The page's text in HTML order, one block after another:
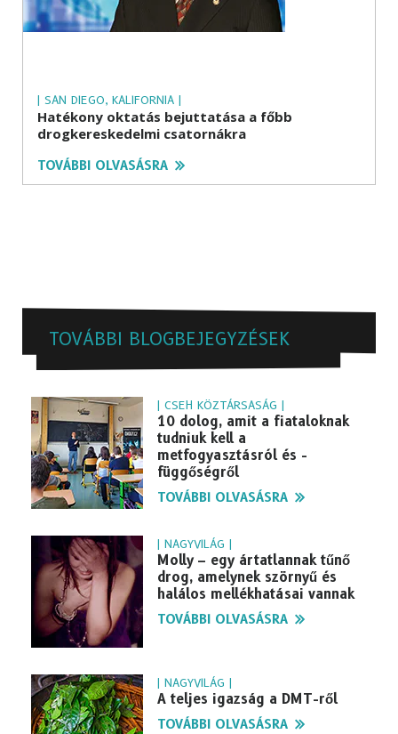
| SAN DIEGO, KALIFORNIA |
Hatékony oktatás bejuttatása a főbb
drogkereskedelmi csatornákra
TOVÁBBI OLVASÁSRA
TOVÁBBI BLOGBEJEGYZÉSEK
| CSEH KÖZTÁRSASÁG |
10 dolog, amit a fiataloknak
tudniuk kell a
metfogyasztásról és -
függőségről
TOVÁBBI OLVASÁSRA
| NAGYVILÁG |
Molly – egy ártatlannak tűnő
drog, amelynek szörnyű és
halálos mellékhatásai vannak
TOVÁBBI OLVASÁSRA
| NAGYVILÁG |
A teljes igazság a DMT-ről
TOVÁBBI OLVASÁSRA